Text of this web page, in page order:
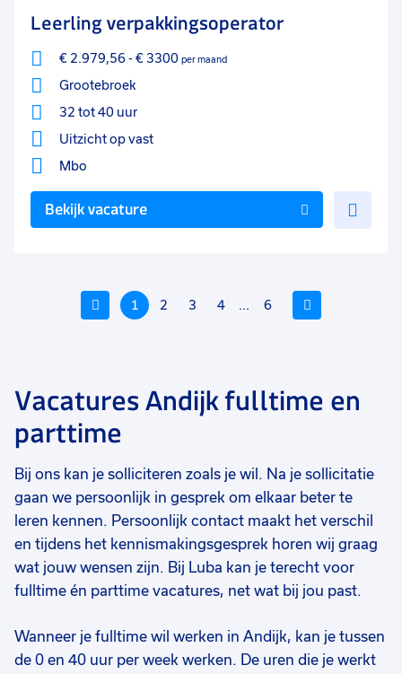
Leerling verpakkingsoperator
€ 2.979,56- € 3300 per maand
Grootebroek
32 tot 40 uur
Uitzicht op vast
Mbo
Bekijk vacature
Vorige
1 2 3 4 ... 6
toe
aan
Voeg
favorieten
Monteur zonnepanelen
32 tot 40 uur
Uitzicht op vast
€ 15,00-€ 18,00 p.u.
Gewasverzorger
32 tot 38 uur
Tijdelijk
€ 2.608,26-€ 2700 p.m.
Vacatures Andijk fulltime en
parttime
Bij ons kan je solliciteren zoals je wil. Na je sollicitatie
gaan we persoonlijk in gesprek om elkaar beter te
leren kennen. Persoonlijk contact maakt het verschil
en tijdens het kennismakingsgesprek horen wij graag
wat jouw wensen zijn. Bij Luba kan je terecht voor
fulltime én parttime vacatures, net wat bij jou past.
Wanneer je fulltime wil werken in Andijk, kan je tussen
de 0 en 40 uur per week werken. De uren die je werkt